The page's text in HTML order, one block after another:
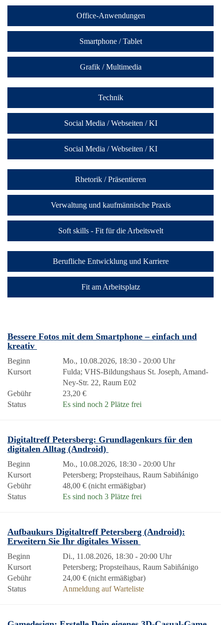
Office-Anwendungen
Smartphone / Tablet
Grafik / Multimedia
Technik
Social Media / Webseiten / KI
Social Media / Webseiten / KI
Rhetorik / Präsentieren
Verwaltung und kaufmännische Praxis
Soft skills - Fit für die Arbeitswelt
Berufliche Entwicklung und Karriere
Fit am Arbeitsplatz
Bessere Fotos mit dem Smartphone – einfach und
kreativ
Beginn
Mo., 10.08.2026, 18:30 - 20:00 Uhr
Kursort
Fulda; VHS-Bildungshaus St. Joseph, Amand-
Ney-Str. 22, Raum E02
Gebühr
23,20 €
Status
Es sind noch 2 Plätze frei
Digitaltreff Petersberg: Grundlagenkurs für den
digitalen Alltag (Android)
Beginn
Mo., 10.08.2026, 18:30 - 20:00 Uhr
Kursort
Petersberg; Propsteihaus, Raum Sabiñánigo
Gebühr
48,00 € (nicht ermäßigbar)
Status
Es sind noch 3 Plätze frei
Aufbaukurs Digitaltreff Petersberg (Android):
Erweitern Sie Ihr digitales Wissen
Beginn
Di., 11.08.2026, 18:30 - 20:00 Uhr
Kursort
Petersberg; Propsteihaus, Raum Sabiñánigo
Gebühr
24,00 € (nicht ermäßigbar)
Status
Anmeldung auf Warteliste